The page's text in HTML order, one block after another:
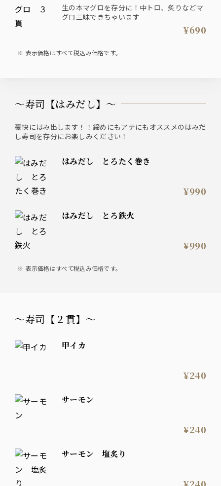
生の本マグロを存分に！中トロ、炙りなどマ
グロ三昧できちゃいます
¥690
表示価格はすべて税込み価格です。
〜寿司【はみだし】〜
豪快にはみ出します！！締めにもアテにもオススメのはみだ
し寿司を存分にお楽しみください！
はみだし とろたく巻き
¥990
はみだし とろ鉄火
¥990
表示価格はすべて税込み価格です。
〜寿司【２貫】〜
甲イカ
¥240
サーモン
¥240
サーモン 塩炙り